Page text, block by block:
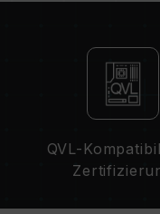
hängt von den
Speicher mit der
2133/2400 (oder
Manche
abhängt.
2.0
QVL-